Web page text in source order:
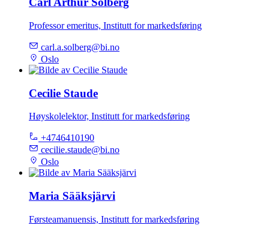
Professor emeritus, Institutt for markedsføring
carl.a.solberg@bi.no
Oslo
Cecilie Staude
Høyskolelektor, Institutt for markedsføring
+4746410190
cecilie.staude@bi.no
Oslo
Maria Sääksjärvi
Førsteamanuensis, Institutt for markedsføring